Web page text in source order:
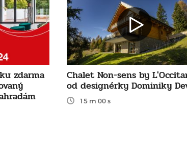
zdarma Chalet Non-sens by
od designérky Dominiky
15 m 00 s